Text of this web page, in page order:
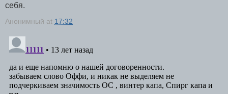
себя.
Анонимный at 17:32